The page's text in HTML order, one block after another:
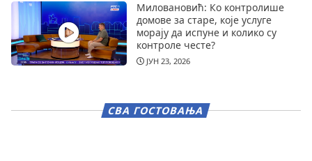
Миловановић: Ко контролише
домове за старе, које услуге
морају да испуне и колико су
контроле честе?
ЈУН 23, 2026
СВА ГОСТОВАЊА